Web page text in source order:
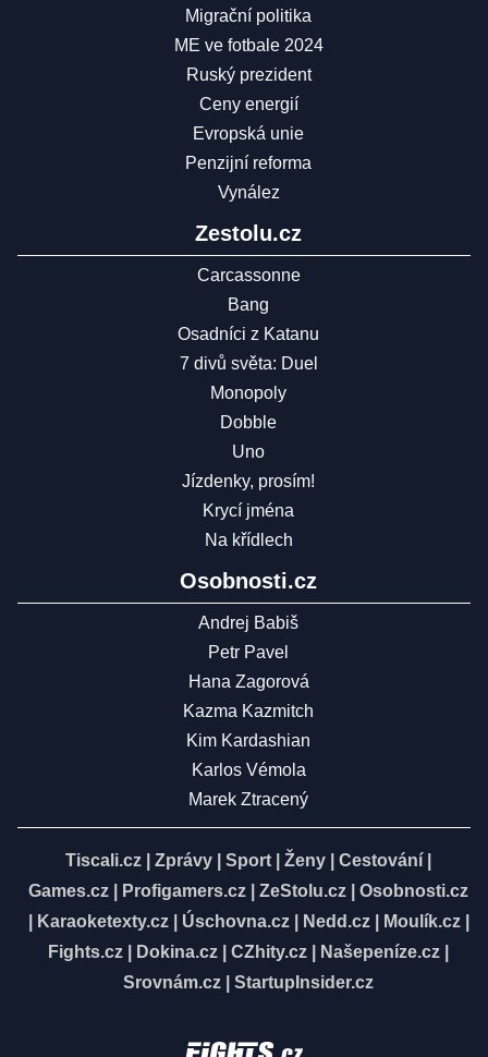
Migrační politika
ME ve fotbale 2024
Ruský prezident
Ceny energií
Evropská unie
Penzijní reforma
Vynález
Zestolu.cz
Carcassonne
Bang
Osadníci z Katanu
7 divů světa: Duel
Monopoly
Dobble
Uno
Jízdenky, prosím!
Krycí jména
Na křídlech
Osobnosti.cz
Andrej Babiš
Petr Pavel
Hana Zagorová
Kazma Kazmitch
Kim Kardashian
Karlos Vémola
Marek Ztracený
Tiscali.cz Zprávy Sport Ženy Cestování
Games.cz
Profigamers.cz ZeStolu.cz
Osobnosti.cz
Karaoketexty.cz| Úschovna.cz| Nedd.cz| Moulík.cz|
Fights.cz
Dokina.cz CZhity.cz Našepeníze.cz
Srovnám.cz
StartupInsider.cz